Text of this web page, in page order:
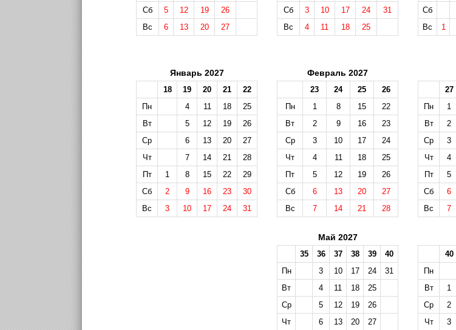
Сб
5 12 19
26
Вс
6 13 20 27
Сб
3 10 17 24
31
Вс
4 11 18 25
Сб
Вс
1
Январь 2027
18 19 20 21
22
Пн
4 11 18
25
Вт
5 12 19
26
Ср
6 13 20
27
Чт
7 14 21
28
Пт
1 8 15 22
29
Сб
2 9 16 23
30
Вс
3 10 17 24 31
Февраль 2027
23 24 25
26
Пн
1 8 15
22
Вт
2 9 16
23
Ср
3 10 17
24
Чт
4 11 18
25
Пт
5 12 19
26
Сб
6 13 20
27
Вс
7 14 21 28
27
Пн
1
Вт
2
Ср
3
Чт
4
Пт
5
Сб
6
Вс
7
Май 2027
35 36 37 38 39
40
Пн
3 10 17 24
31
Вт
4 11 18
25
Ср
5 12 19
26
Чт
6 13 20 27
40
Пн
Вт
1
Ср
2
Чт
3